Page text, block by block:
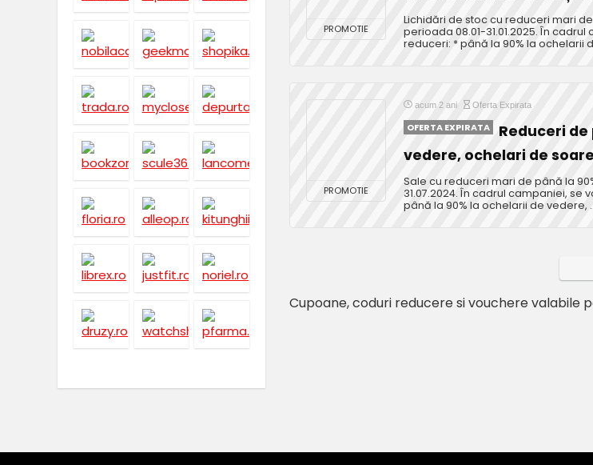
PROMOTIE
Lichidări de stoc cu reduceri mari
perioada 08.01-31.01.2025. În
reduceri: * până la 90% la ochelarii
PROMOTIE
acum 2 ani Oferta Expirata
OFERTA EXPIRATA
Reduceri de
vedere, ochelari de
Sale cu reduceri mari de până la
31.07.2024. În cadrul campaniei,
până la 90% la ochelarii de vedere,
Cupoane, coduri reducere si vouchere valabile